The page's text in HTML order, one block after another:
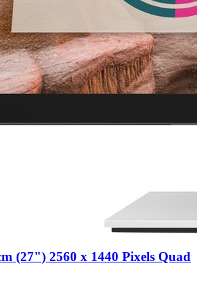
(27") 2560 x 1440 Pixels Quad